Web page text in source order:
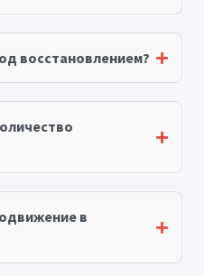
восстановлением?
в